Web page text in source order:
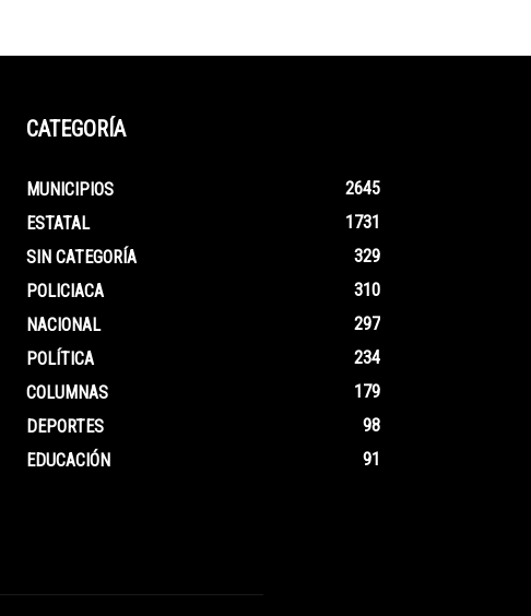
CATEGORÍA
MUNICIPIOS
2645
ESTATAL
1731
SIN CATEGORÍA
329
POLICIACA
310
NACIONAL
297
POLÍTICA
234
COLUMNAS
179
DEPORTES
98
EDUCACIÓN
91